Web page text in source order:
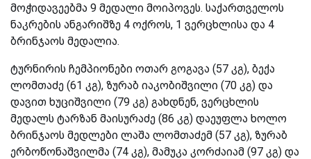
მოჭიდავეებმა 9 მედალი მოიპოვეს. საქართველოს
ნაკრების ანგარიშზე 4 ოქროს, 1 ვერცხლისა და 4
ბრინჯაოს მედალია.
ტურნირის ჩემპიონები ოთარ გოგავა (57 კგ), ბექა
ლომთაძე (61 კგ), ზურაბ იაკობიშვილი (70 კგ) და
დავით ხუციშვილი (79 კგ) გახდნენ, ვერცხლის
მედალს ტარზან მაისურაძე (86 კგ) დაეუფლა ხოლო
ბრინჯაოს მედლები ლაშა ლომთაძემ (57 კგ), ზურაბ
ერბოწონაშვილმა (74 კგ), მამუკა კორძაიამ (97 კგ) და